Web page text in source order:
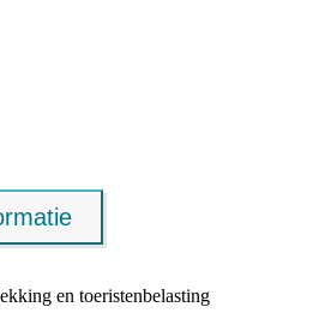
en toeristenbelasting